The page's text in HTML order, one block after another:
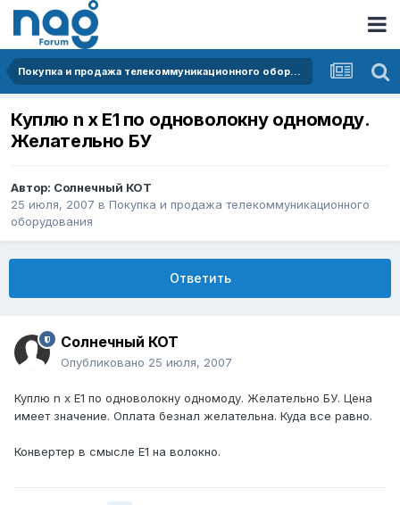
Покупка и продажа телекоммуникационного оборудования
Куплю n x Е1 по одноволокну одномоду.
Желательно БУ
Автор: Солнечный КОТ
25 июля, 2007 в Покупка и продажа телекоммуникационного
оборудования
Ответить
Солнечный КОТ
Опубликовано 25 июля, 2007
Куплю n x Е1 по одноволокну одномоду. Желательно БУ. Цена
имеет значение. Оплата безнал желательна. Куда все равно.
Конвертер в смысле Е1 на волокно.